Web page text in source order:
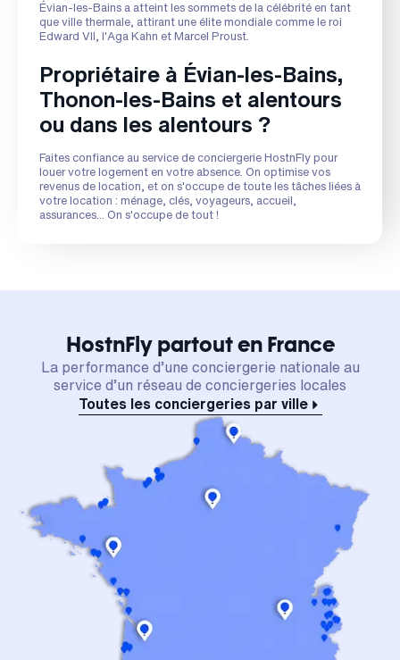
Évian-les-Bains a atteint les sommets de la célébrité en tant
que ville thermale, attirant une élite mondiale comme le roi
Edward VII, l'Aga Kahn et Marcel Proust.
Propriétaire à Évian-les-Bains,
Thonon-les-Bains et alentours
ou dans les alentours ?
Faites confiance au service de conciergerie HostnFly pour
louer votre logement en votre absence. On optimise vos
revenus de location, et on s'occupe de toute les tâches liées à
votre location : ménage, clés, voyageurs, accueil,
assurances... On s'occupe de tout !
HostnFly partout en France
La performance d’une conciergerie nationale au
service d’un réseau de conciergeries locales
Toutes les conciergeries par ville